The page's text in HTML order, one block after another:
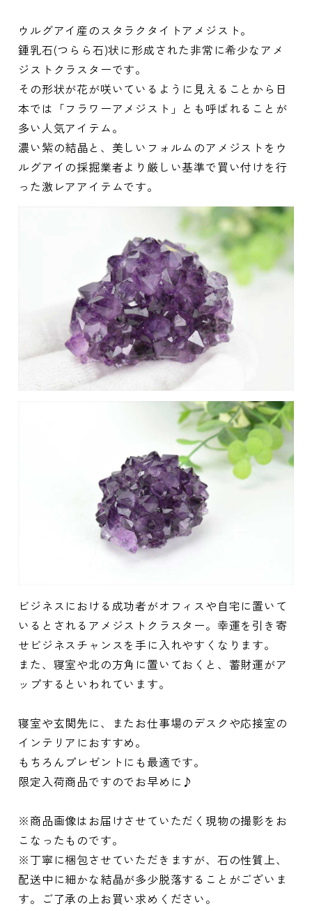
ウルグアイ産のスタラクタイトアメジスト。
鍾乳石(つらら石)状に形成された非常に希少なアメ
ジストクラスターです。
その形状が花が咲いているように見えることから日
本では「フラワーアメジスト」とも呼ばれることが
多い人気アイテム。
濃い紫の結晶と、美しいフォルムのアメジストをウ
ルグアイの採掘業者より厳しい基準で買い付けを行
った激レアアイテムです。
ビジネスにおける成功者がオフィスや自宅に置いて
いるとされるアメジストクラスター。幸運を引き寄
せビジネスチャンスを手に入れやすくなります。
また、寝室や北の方角に置いておくと、蓄財運がア
ップするといわれています。
寝室や玄関先に、またお仕事場のデスクや応接室の
インテリアにおすすめ。
もちろんプレゼントにも最適です。
限定入荷商品ですのでお早めに♪
※商品画像はお届けさせていただく現物の撮影をお
こなったものです。
※丁寧に梱包させていただきますが、石の性質上、
配送中に細かな結晶が多少脱落することがございま
す。ご了承の上お買い求めください。